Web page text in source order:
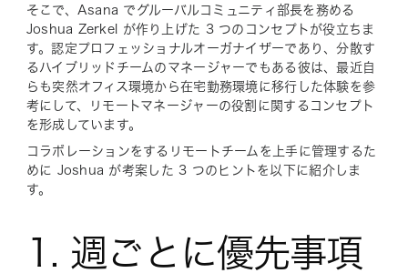
そこで、Asana でグルーバルコミュニティ部長を務める
Joshua Zerkel が作り上げた 3 つのコンセプトが役立ちま
す。認定プロフェッショナルオーガナイザーであり、分散す
るハイブリッドチームのマネージャーでもある彼は、最近自
らも突然オフィス環境から在宅勤務環境に移行した体験を参
考にして、リモートマネージャーの役割に関するコンセプト
を形成しています。
コラボレーションをするリモートチームを上手に管理するた
めに Joshua が考案した 3 つのヒントを以下に紹介しま
す。
1. 週ごとに優先事項